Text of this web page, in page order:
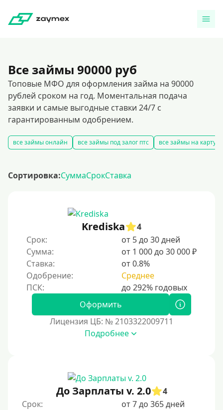
Все займы 90000 руб
Топовые МФО для оформления займа на 90000
рублей сроком на год. Моментальная подача
заявки и самые выгодные ставки 24/7 с
гарантированным одобрением.
все займы онлайн все займы под залог птс все займы на карту
Сортировка:СуммаСрокСтавка
Krediska
4
Срок:
от 5 до 30 дней
Сумма:
от 1 000 до 30 000 ₽
Ставка:
от 0.8%
Одобрение:
Среднее
Оформить
Лицензия ЦБ: № 2103322009711
Подробнее
До Зарплаты v. 2.0
4
Срок:
от 7 до 365 дней